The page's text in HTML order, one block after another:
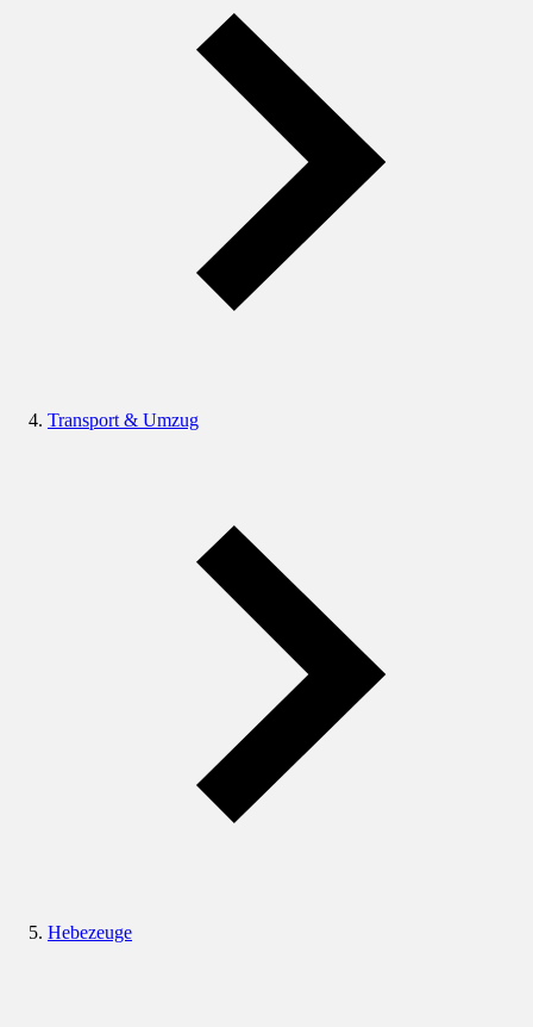
Transport & Umzug
Hebezeuge